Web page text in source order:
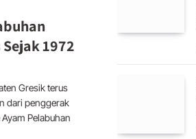
1972
Gresik terus
dari penggerak
Pelabuhan